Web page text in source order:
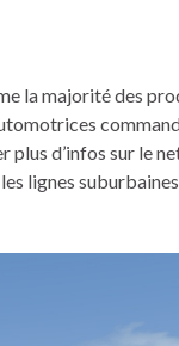
la majorité des
d’infos sur le
lignes